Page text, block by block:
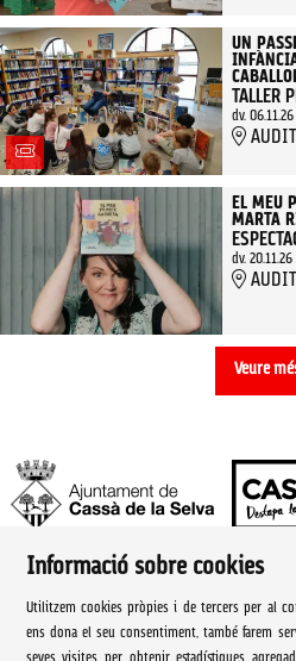
UN
TALLER
dv. 06.11.26|
EL MEU
MARTA
dv. 20.11.26|
Veure
Ajuntament de Cassà de la
Rambla Onze de Setembre, 107
Informació sobre cookies
Utilitzem cookies pròpies i de tercers per al
ens dona el seu consentiment, també farem